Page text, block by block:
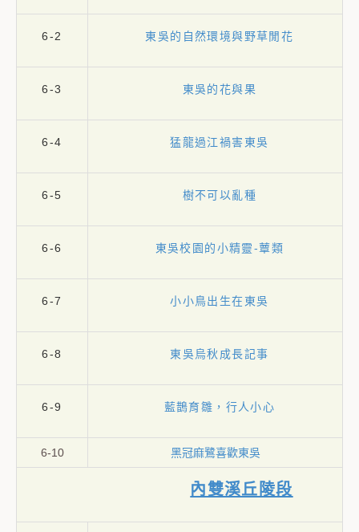
6-2 東吳的自然環境與野草閒花
6-3 東吳的花與果
6-4 猛龍過江禍害東吳
6-5 樹不可以亂種
6-6 東吳校園的小精靈-蕈類
6-7 小小鳥出生在東吳
6-8 東吳烏秋成長記事
6-9 藍鵲育雛，行人小心
6-10 黑冠麻鷺喜歡東吳
內雙溪丘陵段